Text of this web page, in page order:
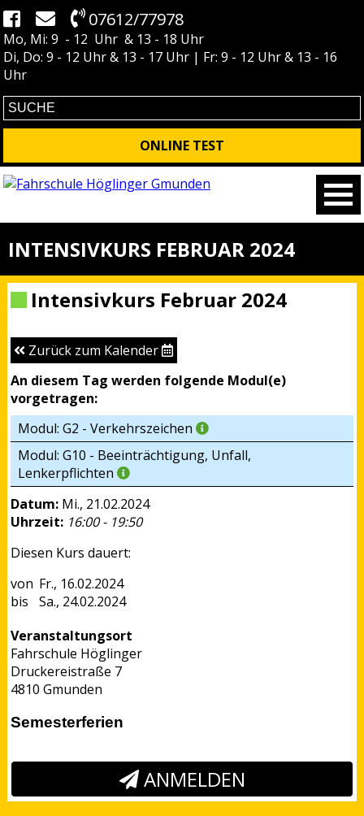
07612/77978
Mo, Mi: 9 - 12 Uhr & 13 - 18 Uhr
Di, Do: 9 - 12 Uhr & 13 - 17 Uhr | Fr: 9 - 12 Uhr & 13 - 16
Uhr
ONLINE TEST
INTENSIVKURS FEBRUAR 2024
Intensivkurs Februar 2024
Zurück zum Kalender
An diesem Tag werden folgende Modul(e)
vorgetragen:
Modul: G2 - Verkehrszeichen
Modul: G10 - Beeinträchtigung, Unfall,
Lenkerpflichten
Datum: Mi., 21.02.2024
Uhrzeit: 16:00 - 19:50
Diesen Kurs dauert:
Fr., 16.02.2024
Sa., 24.02.2024
Veranstaltungsort
Fahrschule Höglinger
Druckereistraße 7
4810 Gmunden
Semesterferien
ANMELDEN